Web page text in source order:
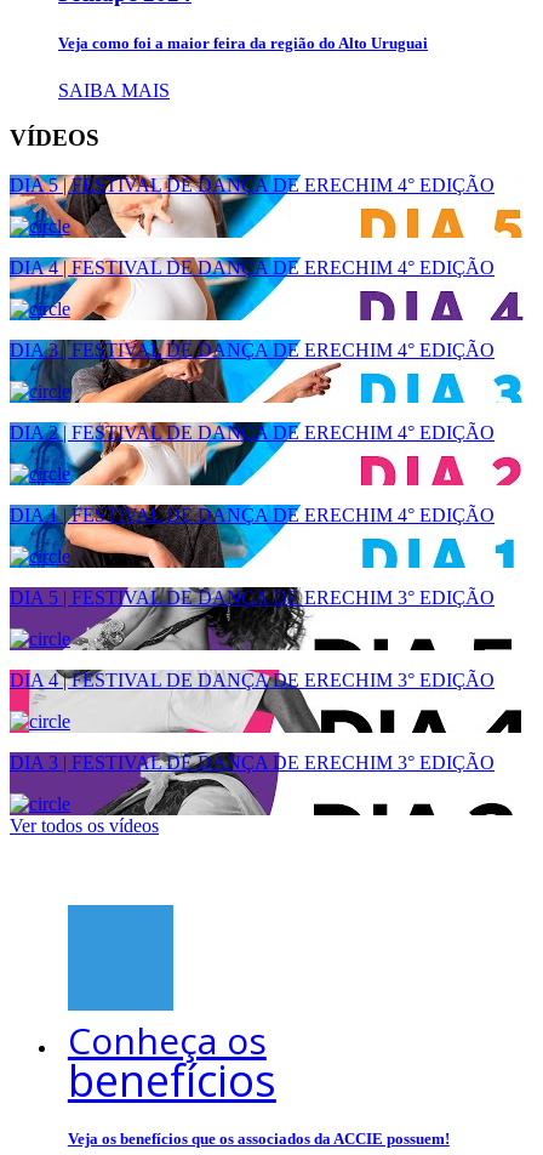
Veja como foi a maior feira da região do Alto Uruguai
SAIBA MAIS
VÍDEOS
DIA 5 | FESTIVAL DE DANÇA DE ERECHIM 4° EDIÇÃO
DIA 4 | FESTIVAL DE DANÇA DE ERECHIM 4° EDIÇÃO
DIA 3 | FESTIVAL DE DANÇA DE ERECHIM 4° EDIÇÃO
DIA 2 | FESTIVAL DE DANÇA DE ERECHIM 4° EDIÇÃO
DIA 1 | FESTIVAL DE DANÇA DE ERECHIM 4° EDIÇÃO
DIA 5 | FESTIVAL DE DANÇA DE ERECHIM 3° EDIÇÃO
DIA 4 | FESTIVAL DE DANÇA DE ERECHIM 3° EDIÇÃO
DIA 3 | FESTIVAL DE DANÇA DE ERECHIM 3° EDIÇÃO
Ver todos os vídeos
Conheça os
benefícios
Veja os benefícios que os associados da ACCIE possuem!